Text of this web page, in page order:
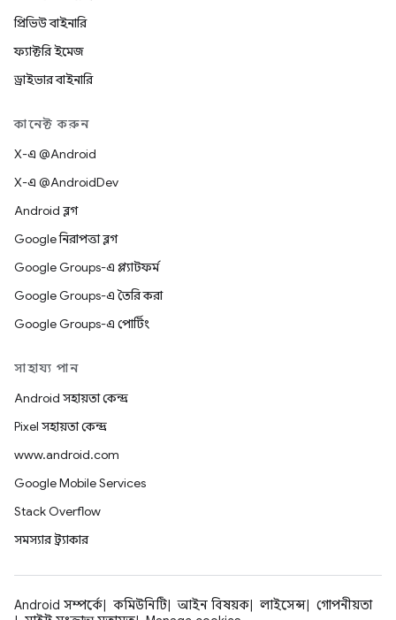
প্রিভিউ বাইনারি
ফ্যাক্টরি ইমেজ
ড্রাইভার বাইনারি
কানেক্ট করুন
X-এ @Android
X-এ @AndroidDev
Android ব্লগ
Google নিরাপত্তা ব্লগ
Google Groups-এ প্ল্যাটফর্ম
Google Groups-এ তৈরি করা
Google Groups-এ পোর্টিং
সাহায্য পান
Android সহায়তা কেন্দ্র
Pixel সহায়তা কেন্দ্র
www.android.com
Google Mobile Services
Stack Overflow
সমস্যার ট্র্যাকার
Android সম্পর্কে কমিউনিটি আইন বিষয়ক লাইসেন্স
গোপনীয়তা